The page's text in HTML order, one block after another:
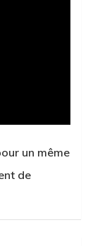
un même
de